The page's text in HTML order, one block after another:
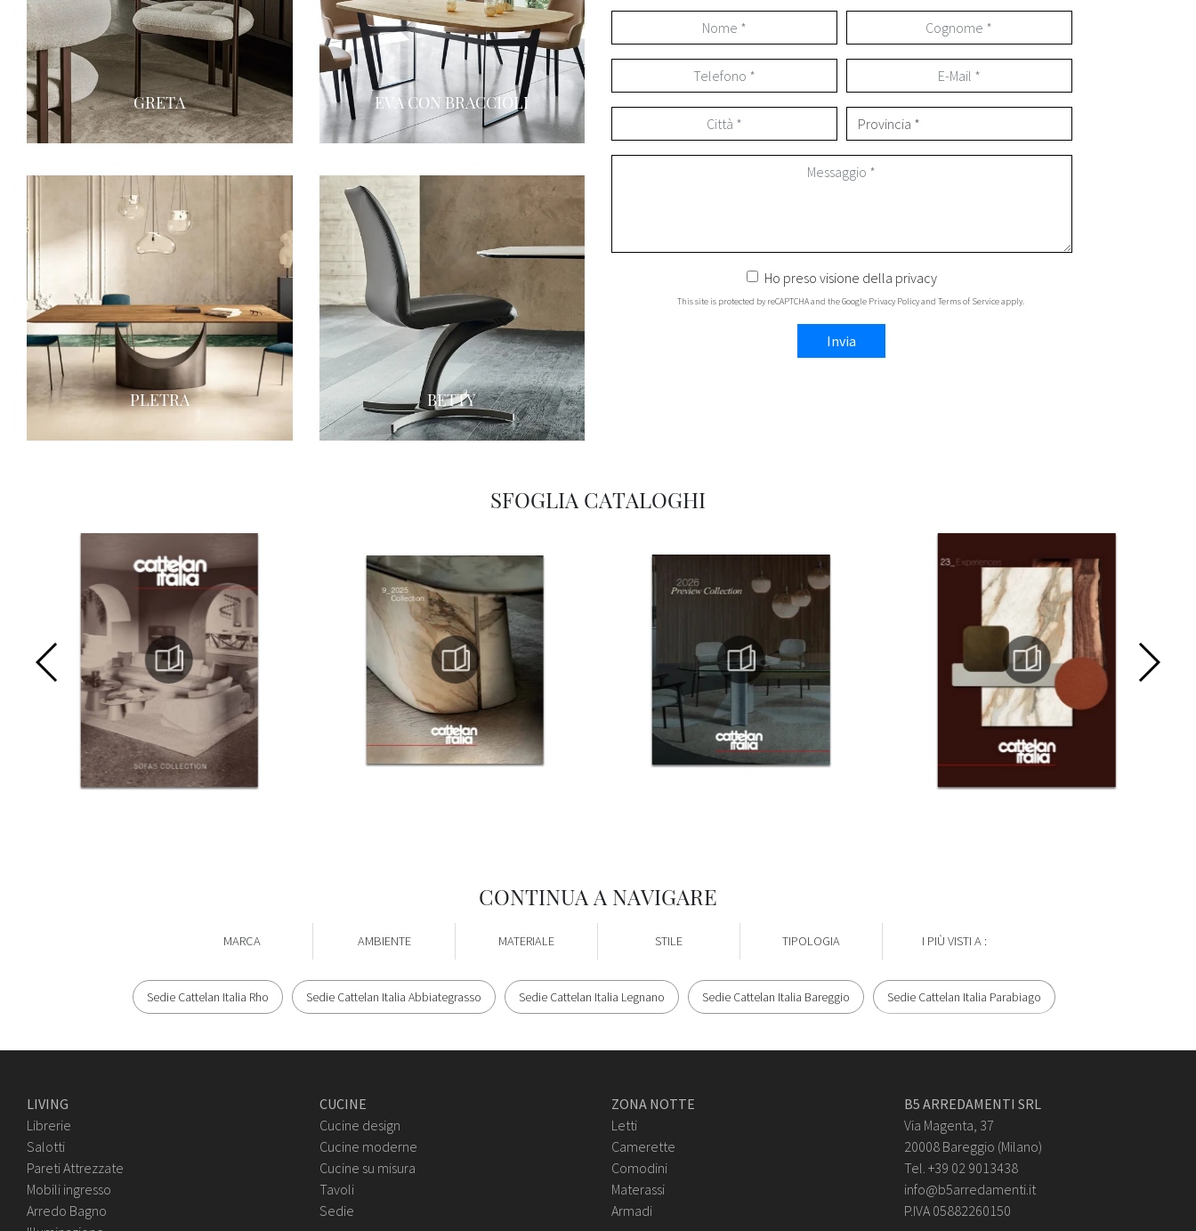
GRETA EVA CON BRACCIOLI
PLETRA BETTY
Ho preso visione della privacy
This site is protected by reCAPTCHA and the Google Privacy Policyand Terms of Serviceapply.
Invia
SFOGLIA CATALOGHI
CONTINUA A NAVIGARE
MARCA AMBIENTE MATERIALE STILE TIPOLOGIA I PIÙ VISTI A :
Sedie Cattelan Italia Rho Sedie Cattelan Italia Abbiategrasso Sedie Cattelan Italia Legnano Sedie Cattelan Italia Bareggio Sedie Cattelan Italia Parabiago
LIVING
Librerie
Salotti
Pareti Attrezzate
Mobili ingresso
Arredo Bagno
CUCINE
Cucine design
Cucine moderne
Cucine su misura
Tavoli
Sedie
ZONA NOTTE
Letti
Camerette
Comodini
Materassi
Armadi
B5 ARREDAMENTI SRL
Via Magenta, 37
20008 Bareggio (Milano)
Tel. +39 02 9013438
info@b5arredamenti.it
P.IVA 05882260150